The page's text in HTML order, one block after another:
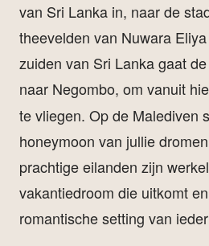
van Sri Lanka in, naar de
theevelden van Nuwara
zuiden van Sri Lanka gaat
naar Negombo, om vanuit
te vliegen. Op de Malediven
honeymoon van jullie
prachtige eilanden zijn
vakantiedroom die uitkomt
romantische setting van